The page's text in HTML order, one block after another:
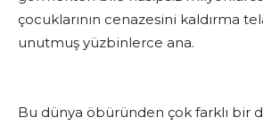
çocuklarının cenazesini kaldırma
unutmuş yüzbinlerce ana.
Bu dünya öbüründen çok farklı bir